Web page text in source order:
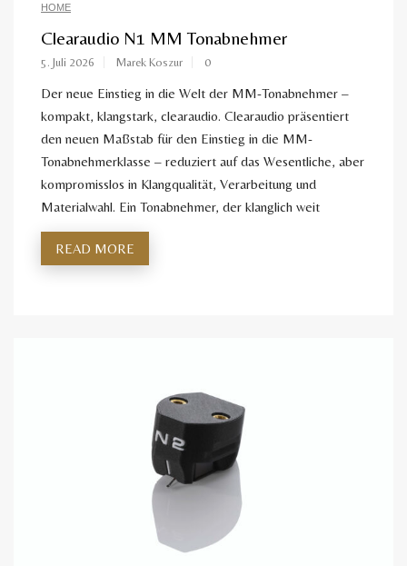
HOME
Clearaudio N1 MM Tonabnehmer
5. Juli 2026 Marek Koszur 0
Der neue Einstieg in die Welt der MM-Tonabnehmer –
kompakt, klangstark, clearaudio. Clearaudio präsentiert
den neuen Maßstab für den Einstieg in die MM-
Tonabnehmerklasse – reduziert auf das Wesentliche, aber
kompromisslos in Klangqualität, Verarbeitung und
Materialwahl. Ein Tonabnehmer, der klanglich weit
READ MORE